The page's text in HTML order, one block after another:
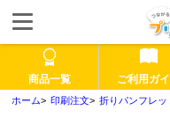
商品一覧 ご利用ガ
印刷注文 折りパンフレッ